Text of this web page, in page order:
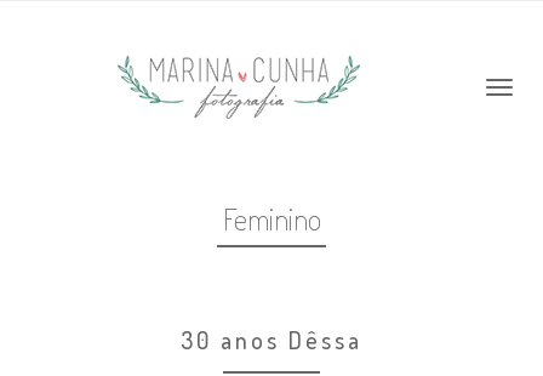
Feminino
30 anos Dêssa